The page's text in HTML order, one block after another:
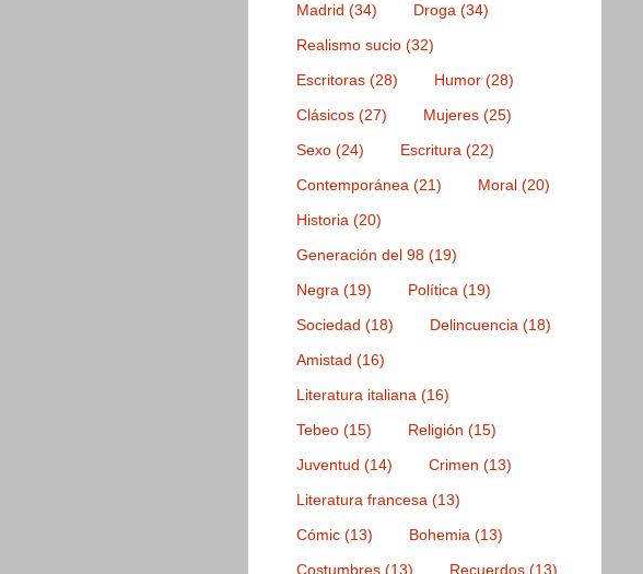
Madrid (34) Droga (34)
Realismo sucio (32)
Escritoras (28) Humor (28)
Clásicos (27) Mujeres (25)
Sexo (24) Escritura (22)
Contemporánea (21) Moral (20)
Historia (20)
Generación del 98 (19)
Negra (19) Política (19)
Sociedad (18) Delincuencia (18)
Amistad (16)
Literatura italiana (16)
Tebeo (15) Religión (15)
Juventud (14) Crimen (13)
Literatura francesa (13)
Cómic (13) Bohemia (13)
Costumbres (13) Recuerdos (13)